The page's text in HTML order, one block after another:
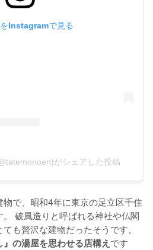
Instagramで見る
がシェアした投稿
で、昭和4年に東京の足立区千住
破風造りと呼ばれる神社や仏閣
も贅沢な建物だったそうです。
』の湯屋を思わせる店構え です